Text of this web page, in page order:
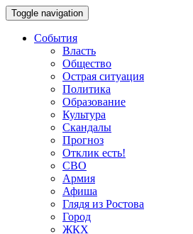
Toggle navigation
События
Власть
Общество
Острая ситуация
Политика
Образование
Культура
Скандалы
Прогноз
Отклик есть!
СВО
Армия
Афиша
Глядя из Ростова
Город
ЖКХ